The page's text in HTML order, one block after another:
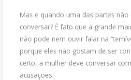
Mas e quando uma das partes não
conversar? É fato que a grande
não pode nem ouvir falar na
porque eles não gostam de ser
certo, a mulher deve conversar
acusações.